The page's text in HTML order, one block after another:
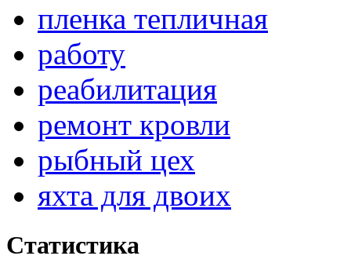
пленка тепличная
работу
реабилитация
ремонт кровли
рыбный цех
яхта для двоих
Статистика